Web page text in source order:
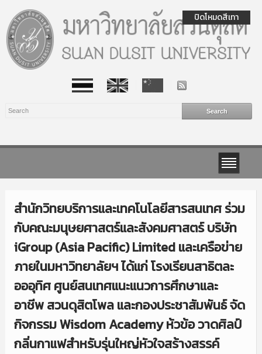
สำนักวิทยบริการและเทคโนโลยีสารสนเทศ ร่วม
กับคณะมนุษยศาสตร์และสังคมศาสตร์ บริษัท
iGroup (Asia Pacific) Limited และเครือข่าย
ภายในมหาวิทยาลัยฯ ได้แก่ โรงเรียนสาธิตละ
อออุทิศ ศูนย์สนเทศแนะแนวการศึกษาและ
อาชีพ สวนดุสิตโพล และกองประชาสัมพันธ์ จัด
กิจกรรม Wisdom Academy ห้วข้อ วาดศิลป์
กลิ่นกาแฟสำหรับรุ่นใหญ่หัวใจสร้างสรรค์
ปิดโหมดสีเทา